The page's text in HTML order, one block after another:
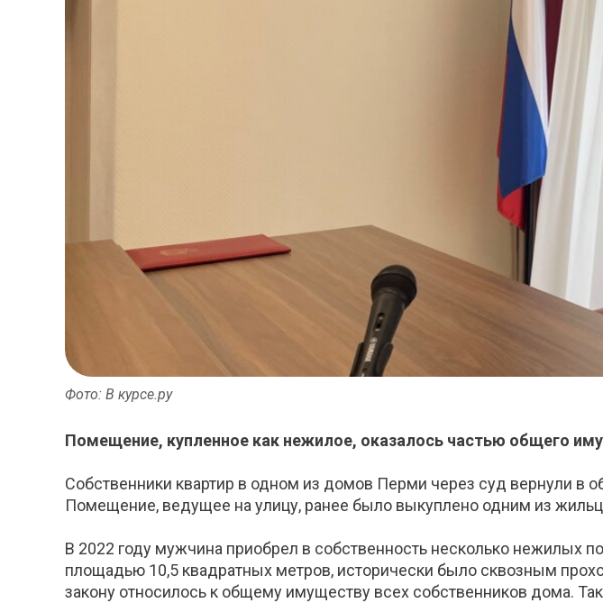
Фото: В курсе.ру
Помещение, купленное как нежилое, оказалось частью общего
Собственники квартир в одном из домов Перми через суд вернули
Помещение, ведущее на улицу, ранее было выкуплено одним из
В 2022 году мужчина приобрел в собственность несколько нежилых
площадью 10,5 квадратных метров, исторически было сквозным
закону относилось к общему имуществу всех собственников дома.